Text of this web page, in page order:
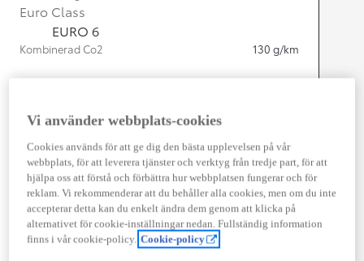
Euro Class
EURO 6
Kombinerad Co2 130 g/km
Cylindrar
Kapacitet
2 487cc
Effekt
163kw (222 hk)
Prestanda
Topphastighet
Acceleration 0-100km/h
Vi använder webbplats-cookies
Cookies används för att ge dig den bästa upplevelsen på vår
webbplats, för att leverera tjänster och verktyg från tredje part, för att
hjälpa oss att förstå och förbättra hur webbplatsen fungerar och för
reklam. Vi rekommenderar att du behåller alla cookies, men om du inte
accepterar detta kan du enkelt ändra dem genom att klicka på
alternativet för cookie-inställningar nedan. Fullständig information
finns i vår cookie-policy. Cookie-policy